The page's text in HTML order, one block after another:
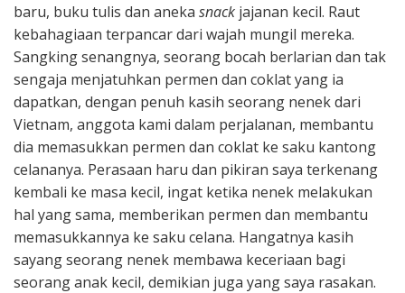
baru, buku tulis dan aneka snack jajanan kecil. Raut
kebahagiaan terpancar dari wajah mungil mereka.
Sangking senangnya, seorang bocah berlarian dan tak
sengaja menjatuhkan permen dan coklat yang ia
dapatkan, dengan penuh kasih seorang nenek dari
Vietnam, anggota kami dalam perjalanan, membantu
dia memasukkan permen dan coklat ke saku kantong
celananya. Perasaan haru dan pikiran saya terkenang
kembali ke masa kecil, ingat ketika nenek melakukan
hal yang sama, memberikan permen dan membantu
memasukkannya ke saku celana. Hangatnya kasih
sayang seorang nenek membawa keceriaan bagi
seorang anak kecil, demikian juga yang saya rasakan.